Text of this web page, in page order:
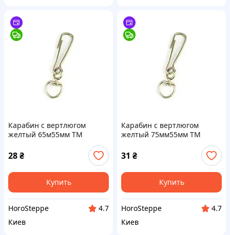
Карабин с вертлюгом
желтый 65м55мм ТМ
28₴
Купить
HoroSteppe
4.7
Киев
Карабин с вертлюгом
желтый 75мм55мм ТМ
31 ₴
Купить
HoroSteppe
4.7
Киев